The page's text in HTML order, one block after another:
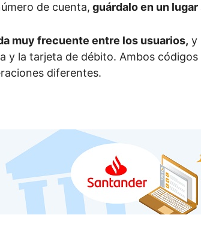
de cuenta, guárdalo en un lugar
muy frecuente entre los usuarios, y
y la tarjeta de débito. Ambos
diferentes.